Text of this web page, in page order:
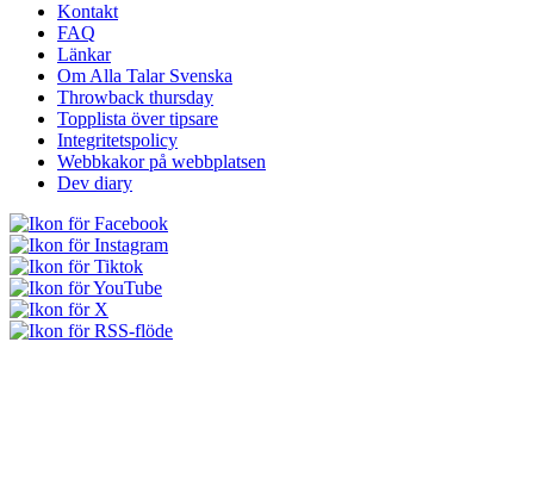
Kontakt
FAQ
Länkar
Om Alla Talar Svenska
Throwback thursday
Topplista över tipsare
Integritetspolicy
Webbkakor på webbplatsen
Dev diary